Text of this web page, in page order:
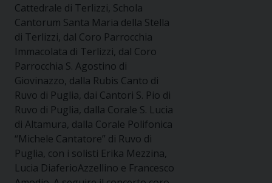
Cattedrale di Terlizzi, Schola
Cantorum Santa Maria della Stella
di Terlizzi, dal Coro Parrocchia
Immacolata di Terlizzi, dal Coro
Parrocchia S. Agostino di
Giovinazzo, dalla Rubis Canto di
Ruvo di Puglia, dai Cantori S. Pio di
Ruvo di Puglia, dalla Corale S. Lucia
di Altamura, dalla Corale Polifonica
“Michele Cantatore” di Ruvo di
Puglia, con i solisti Erika Mezzina,
Lucia DiaferioAzzellino e Francesco